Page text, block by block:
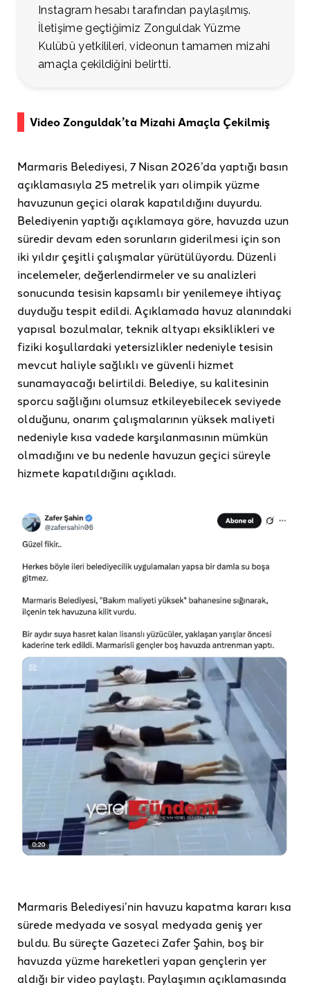
Instagram hesabı tarafından paylaşılmış.
İletişime geçtiğimiz Zonguldak Yüzme
Kulübü yetkilileri, videonun tamamen mizahi
amaçla çekildiğini belirtti.
Video Zonguldak’ta Mizahi Amaçla Çekilmiş
Marmaris Belediyesi, 7 Nisan 2026’da yaptığı basın
açıklamasıyla 25 metrelik yarı olimpik yüzme
havuzunun geçici olarak kapatıldığını duyurdu.
Belediyenin yaptığı açıklamaya göre, havuzda uzun
süredir devam eden sorunların giderilmesi için son
iki yıldır çeşitli çalışmalar yürütülüyordu. Düzenli
incelemeler, değerlendirmeler ve su analizleri
sonucunda tesisin kapsamlı bir yenilemeye ihtiyaç
duyduğu tespit edildi. Açıklamada havuz alanındaki
yapısal bozulmalar, teknik altyapı eksiklikleri ve
fiziki koşullardaki yetersizlikler nedeniyle tesisin
mevcut haliyle sağlıklı ve güvenli hizmet
sunamayacağı belirtildi. Belediye, su kalitesinin
sporcu sağlığını olumsuz etkileyebilecek seviyede
olduğunu, onarım çalışmalarının yüksek maliyeti
nedeniyle kısa vadede karşılanmasının mümkün
olmadığını ve bu nedenle havuzun geçici süreyle
hizmete kapatıldığını açıkladı.
Marmaris Belediyesi’nin havuzu kapatma kararı kısa
sürede medyada ve sosyal medyada geniş yer
buldu. Bu süreçte Gazeteci Zafer Şahin, boş bir
havuzda yüzme hareketleri yapan gençlerin yer
aldığı bir video paylaştı. Paylaşımın açıklamasında